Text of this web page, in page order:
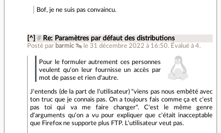
Bof, je ne suis pas convaincu.
[^] # Re: Paramètres par défaut des distributions
Posté par barmic 🦦 le 31 décembre 2022 à 16:50. Évalué à4.
Pour le formuler autrement ces personnes
veulent qu'on leur fournisse un accès par
mot de passe et rien d'autre.
J'entends (de la part de l'utilisateur) "viens pas nous embêté avec
ton truc que je connais pas. On a toujours fais comme ça et c'est
pas toi qui va me faire changer". C'est le même genre
d'arguments qu'on a vu pour expliquer que c'était inacceptable
que Firefox ne supporte plus FTP. L'utilisateur veut pas.